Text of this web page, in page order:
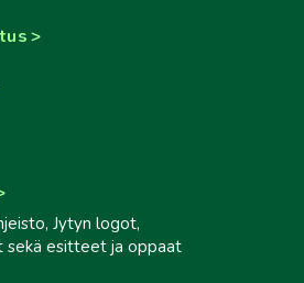
Jytyn logot,
sekä esitteet ja oppaat